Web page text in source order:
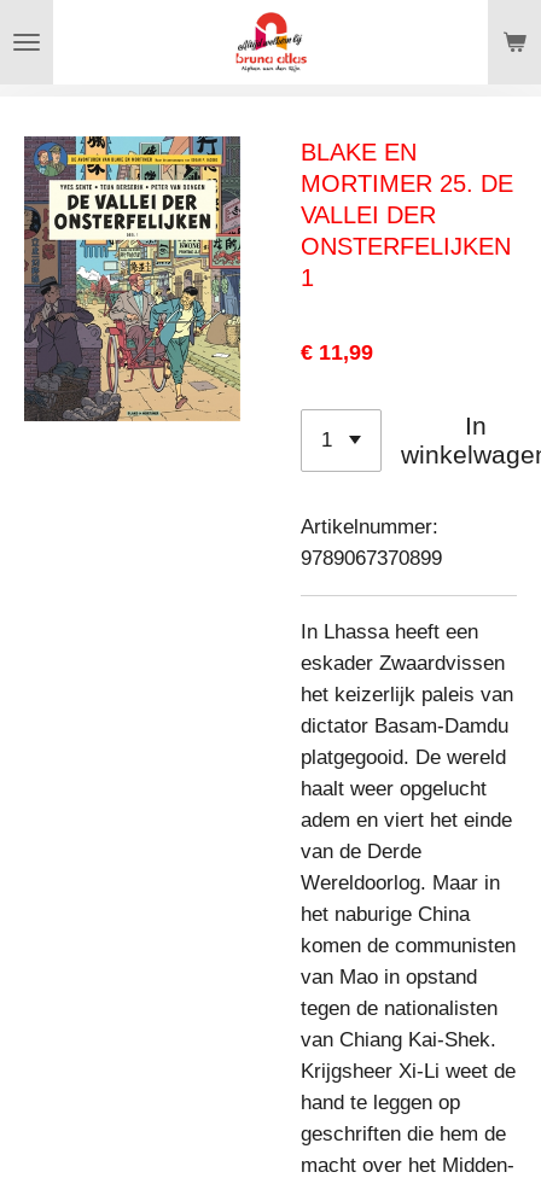
direct
hoofdinhoud
BLAKE EN
MORTIMER 25. DE
VALLEI DER
ONSTERFELIJKEN
1
€ 11,99
In
Artikelnummer:
9789067370899
In Lhassa heeft een
eskader Zwaardvissen
het keizerlijk paleis van
dictator Basam-Damdu
platgegooid. De wereld
haalt weer opgelucht
adem en viert het einde
van de Derde
Wereldoorlog. Maar in
het naburige China
komen de communisten
van Mao in opstand
tegen de nationalisten
van Chiang Kai-Shek.
Krijgsheer Xi-Li weet de
hand te leggen op
geschriften die hem de
macht over het Midden-